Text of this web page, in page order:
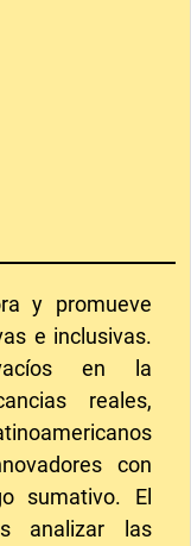
y promueve
e inclusivas.
en la
reales,
con
sumativo. El
analizar las